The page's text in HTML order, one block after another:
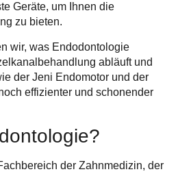
Geräte, um Ihnen die
zu bieten.
wir, was Endodontologie
abläuft und
der Jeni Endomotor und der
effizienter und schonender
der Zahnmedizin, der